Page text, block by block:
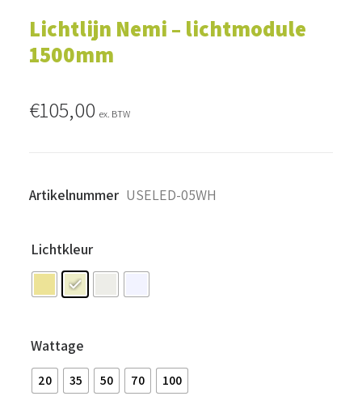
Lichtlijn Nemi – lichtmodule
1500mm
€105,00 ex. BTW
Artikelnummer USELED-05WH
Lichtkleur
Wattage
20 35 50 70 100